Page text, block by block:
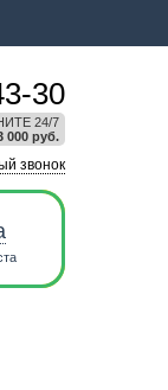
30
24/7
000 руб.
звонок